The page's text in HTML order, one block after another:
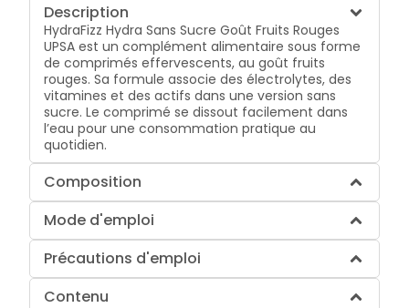
Description
HydraFizz Hydra Sans Sucre Goût Fruits Rouges
UPSA est un complément alimentaire sous forme
de comprimés effervescents, au goût fruits
rouges. Sa formule associe des électrolytes, des
vitamines et des actifs dans une version sans
sucre. Le comprimé se dissout facilement dans
l’eau pour une consommation pratique au
quotidien.
Composition
Mode d'emploi
Précautions d'emploi
Contenu